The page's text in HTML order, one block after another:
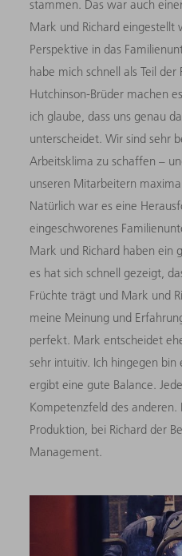
stammen. Das war auch
Mark und Richard eingestellt
Perspektive in das
habe mich schnell als Teil
Hutchinson-Brüder machen
ich glaube, dass uns genau
unterscheidet. Wir sind sehr
Arbeitsklima zu schaffen –
unseren Mitarbeitern
Natürlich war es eine
eingeschworenes
Mark und Richard haben ein
es hat sich schnell gezeigt,
Früchte trägt und Mark und
meine Meinung und
perfekt. Mark entscheidet
sehr intuitiv. Ich hingegen
ergibt eine gute Balance.
Kompetenzfeld des anderen.
Produktion, bei Richard der
Management.